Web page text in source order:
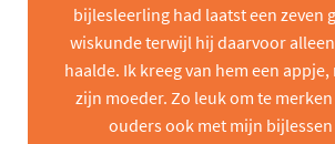
bijlesleerling had laatst een zeven
wiskunde terwijl hij daarvoor
haalde. Ik kreeg van hem een
zijn moeder. Zo leuk om te
ouders ook met mijn